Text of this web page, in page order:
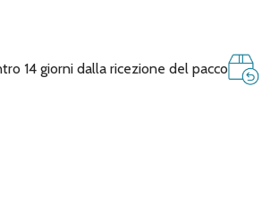
14 giorni dalla ricezione del pacco